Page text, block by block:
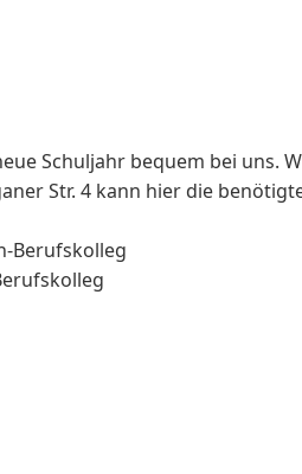
Schuljahr bequem bei uns.
Str. 4 kann hier die
Berufskolleg